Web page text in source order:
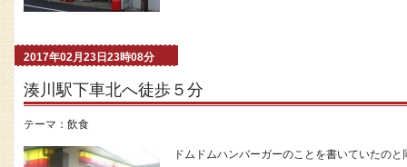
2017年02月23日23時08分
湊川駅下車北へ徒歩５分
テーマ： 飲食
ドムドムハンバーガーのことを書いていたの